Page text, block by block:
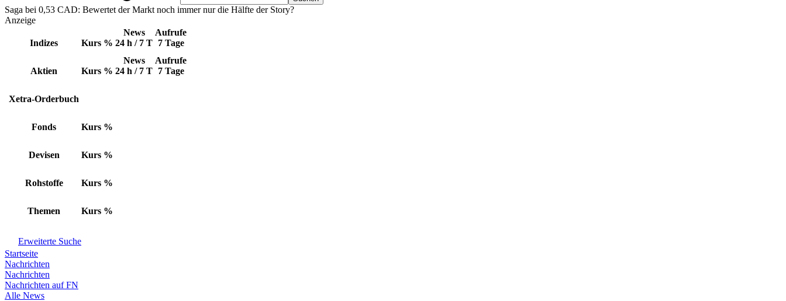
Saga bei 0,53 CAD: Bewertet der Markt noch immer nur die Hälfte der Story?
Anzeige
Indizes Kurs %
News
24 h / 7 T
Aufrufe
7 Tage
Aktien Kurs %
News
24 h / 7 T
Aufrufe
7 Tage
Xetra-Orderbuch
Fonds Kurs %
Devisen Kurs %
Rohstoffe Kurs %
Themen Kurs %
Erweiterte Suche
Startseite
Nachrichten
Nachrichten
Nachrichten auf FN
Alle News